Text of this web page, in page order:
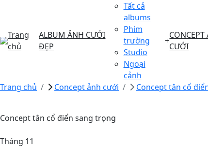
Trang
chủ
ALBUM ẢNH CƯỚI
ĐẸP
Tất cả
albums
Phim
trường
Studio
Ngoại
cảnh
+
CONCEPT
CƯỚI
Trang chủ Concept ảnh cưới Concept tân cổ
Concept tân cổ điển sang trọng
Tháng 11